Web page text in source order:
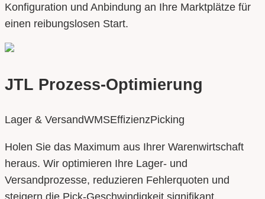
Konfiguration und Anbindung an Ihre Marktplätze für
einen reibungslosen Start.
JTL Prozess-Optimierung
Lager & VersandWMSEffizienzPicking
Holen Sie das Maximum aus Ihrer Warenwirtschaft
heraus. Wir optimieren Ihre Lager- und
Versandprozesse, reduzieren Fehlerquoten und
steigern die Pick-Geschwindigkeit signifikant.